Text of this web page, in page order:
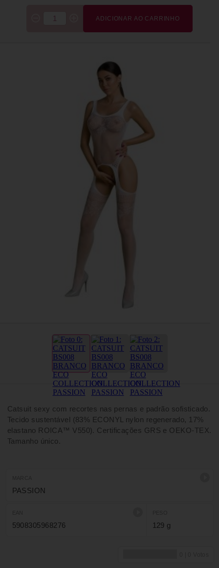
ADICIONAR AO CARRINHO
Catsuit sexy com recortes nas pernas e padrão sofisticado.
Tecido sustentável (83% ECONYL nylon regenerado, 17%
elastano ROICA™ V550). Certificações GRS e OEKO-TEX.
Tamanho único.
PASSION
5908305968276 129 g